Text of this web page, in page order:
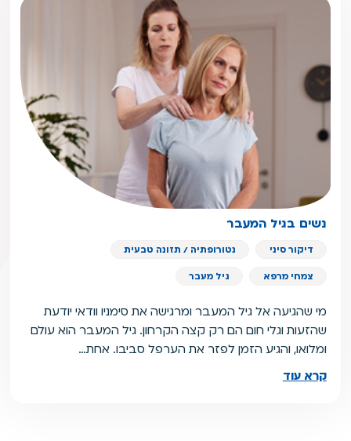
נשים בגיל המעבר
דיקור סיני נטורופתיה / תזונה טבעית
צמחי מרפא גיל מעבר
מי שהגיעה אל גיל המעבר ומרגישה את סימניו וודאי יודעת
שהזעות וגלי חום הם רק קצה הקרחון. גיל המעבר הוא עולם
ומלואו, והגיע הזמן לפזר את הערפל סביבו. אחת…
קרא עוד